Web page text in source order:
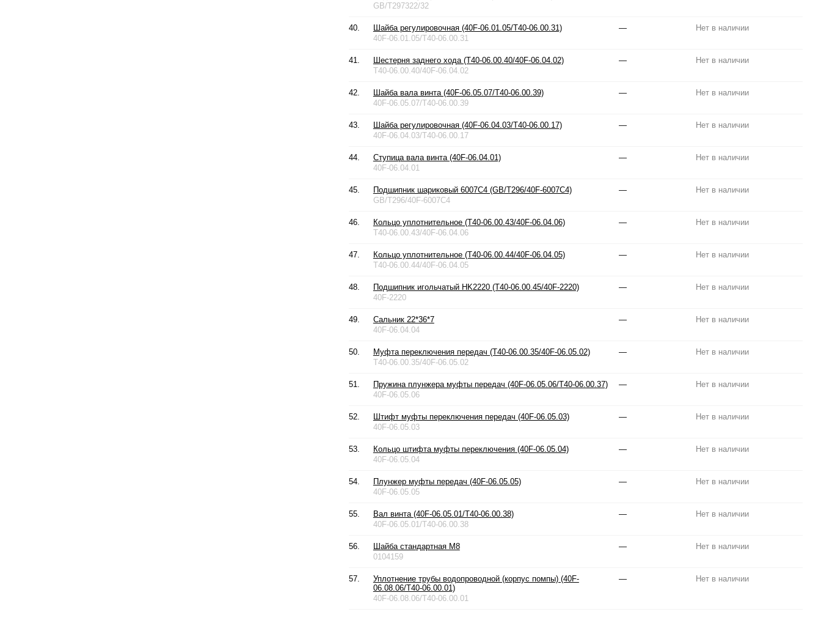
GB/T297322/32
40.
Шайба регулировочная (40F-06.01.05/T40-06.00.31)
40F-06.01.05/T40-06.00.31
— Нет в наличии
41.
Шестерня заднего хода (T40-06.00.40/40F-06.04.02)
T40-06.00.40/40F-06.04.02
— Нет в наличии
42.
Шайба вала винта (40F-06.05.07/T40-06.00.39)
40F-06.05.07/T40-06.00.39
— Нет в наличии
43.
Шайба регулировочная (40F-06.04.03/T40-06.00.17)
40F-06.04.03/T40-06.00.17
— Нет в наличии
44.
Ступица вала винта (40F-06.04.01)
40F-06.04.01
— Нет в наличии
45.
Подшипник шариковый 6007C4 (GB/T296/40F-6007C4)
GB/T296/40F-6007C4
— Нет в наличии
46.
Кольцо уплотнительное (T40-06.00.43/40F-06.04.06)
T40-06.00.43/40F-06.04.06
— Нет в наличии
47.
Кольцо уплотнительное (T40-06.00.44/40F-06.04.05)
T40-06.00.44/40F-06.04.05
— Нет в наличии
48.
Подшипник игольчатый HK2220 (T40-06.00.45/40F-2220)
40F-2220
— Нет в наличии
49.
Сальник 22*36*7
40F-06.04.04
— Нет в наличии
50.
Муфта переключения передач (T40-06.00.35/40F-06.05.02)
T40-06.00.35/40F-06.05.02
— Нет в наличии
51.
Пружина плунжера муфты передач (40F-06.05.06/T40-06.00.37)
40F-06.05.06
— Нет в наличии
52.
Штифт муфты переключения передач (40F-06.05.03)
40F-06.05.03
— Нет в наличии
53.
Кольцо штифта муфты переключения (40F-06.05.04)
40F-06.05.04
— Нет в наличии
54.
Плунжер муфты передач (40F-06.05.05)
40F-06.05.05
— Нет в наличии
55.
Вал винта (40F-06.05.01/T40-06.00.38)
40F-06.05.01/T40-06.00.38
— Нет в наличии
56.
Шайба стандартная М8
0104159
— Нет в наличии
57.
Уплотнение трубы водопроводной (корпус помпы) (40F-
06.08.06/T40-06.00.01)
40F-06.08.06/T40-06.00.01
— Нет в наличии